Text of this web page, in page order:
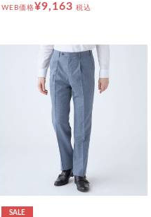
WEB価格¥9,163 税込
SALE